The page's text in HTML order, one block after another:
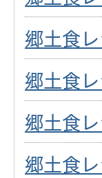
郷土食
郷土食
郷土食
郷土食